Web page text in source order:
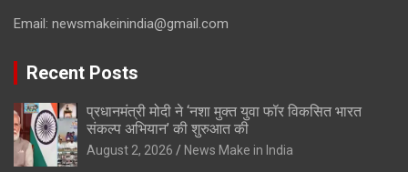
Email: newsmakeinindia@gmail.com
Recent Posts
प्रधानमंत्री मोदी ने ‘नशा मुक्त युवा फॉर विकसित भारत
संकल्प अभियान’ की शुरुआत की
August 2, 2026 News Make in India